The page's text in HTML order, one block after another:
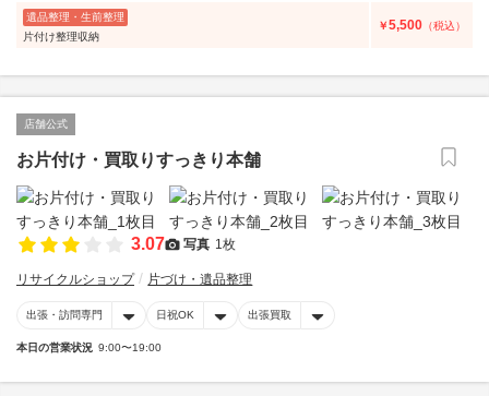
遺品整理・生前整理
片付け整理収納
￥5,500 （税込）
店舗公式
お片付け・買取りすっきり本舗
3.07 写真 1枚
リサイクルショップ 片づけ・遺品整理
出張・訪問専門 日祝OK 出張買取
本日の営業状況 9:00〜19:00